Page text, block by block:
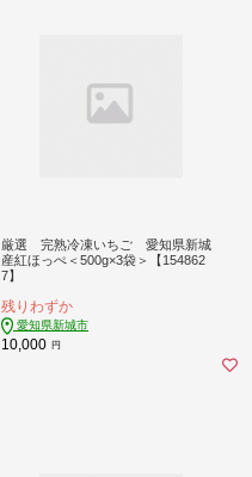
厳選 完熟冷凍いちご 愛知県新城
産紅ほっぺ＜500g×3袋＞【154862
7】
残りわずか
愛知県新城市
10,000 円